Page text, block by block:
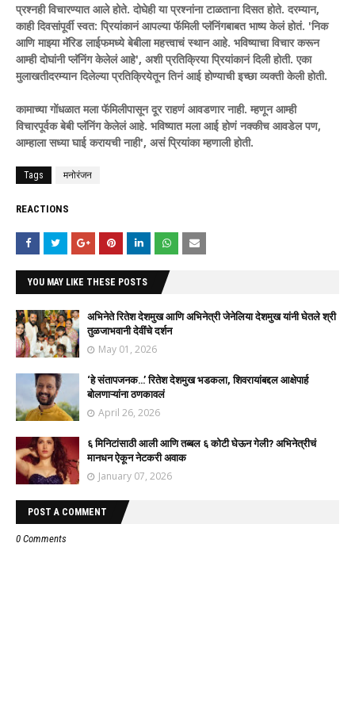
प्रश्नही विचारण्यात आले होते. दोघेही या प्रश्नांना टाळताना दिसत होते. दरम्यान,
काही दिवसांपूर्वी स्वत: प्रियांकानं आपल्या फॅमिली प्लॅनिंगबाबत भाष्य केलं होतं. 'निक
आणि माझ्या मॅरिड लाईफमध्ये बेबीला महत्त्वाचं स्थान आहे. भविष्याचा विचार करून
आम्ही दोघांनी प्लॅनिंग केलेलं आहे', अशी प्रतिक्रिया प्रियांकानं दिली होती. एका
मुलाखतीदरम्यान दिलेल्या प्रतिक्रियेतून तिनं आई होण्याची इच्छा व्यक्ती केली होती.
कामाच्या गोंधळात मला फॅमिलीपासून दूर राहणं आवडणार नाही. म्हणून आम्ही
विचारपूर्वक बेबी प्लॅनिंग केलेलं आहे. भविष्यात मला आई होणं नक्कीच आवडेल पण,
आम्हाला सध्या घाई करायची नाही', असं प्रियांका म्हणाली होती.
Tags मनोरंजन
REACTIONS
YOU MAY LIKE THESE POSTS
अभिनेते रितेश देशमुख आणि अभिनेत्री जेनेलिया देशमुख यांनी घेतले श्री
तुळजाभवानी देवींचे दर्शन
May 01, 2026
‘हे संतापजनक…’ रितेश देशमुख भडकला, शिवरायांबद्दल आक्षेपार्ह
बोलणाऱ्यांना ठणकावलं
April 26, 2026
६ मिनिटांसाठी आली आणि तब्बल ६ कोटी घेऊन गेली? अभिनेत्रीचं
मानधन ऐकून नेटकरी अवाक
January 07, 2026
POST A COMMENT
0 Comments